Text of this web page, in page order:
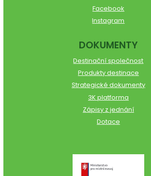
Facebook
Instagram
DOKUMENTY
Destinační společnost
Produkty destinace
Strategické dokumenty
3K platforma
Zápisy z jednání
Dotace